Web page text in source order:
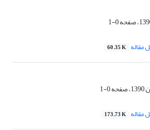
0-1
مقاله 60.35 K
0-1
مقاله 173.73 K